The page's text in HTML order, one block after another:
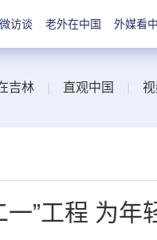
访谈 老外在中国 外媒看
吉林 直观中国
”工程 为年